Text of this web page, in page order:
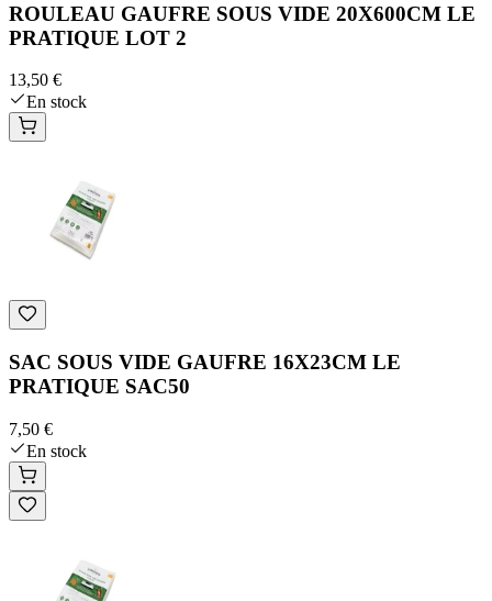
ROULEAU GAUFRE SOUS VIDE 20X600CM LE
PRATIQUE LOT 2
13,50 €
En stock
SAC SOUS VIDE GAUFRE 16X23CM LE
PRATIQUE SAC50
7,50 €
En stock